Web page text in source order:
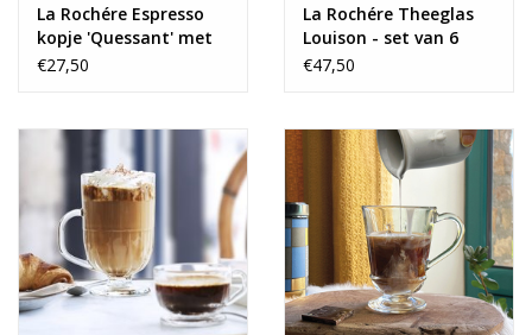
La Rochére Espresso
kopje 'Quessant' met
oor - set van 6
€27,50
La Rochére Theeglas
Louison - set van 6
€47,50